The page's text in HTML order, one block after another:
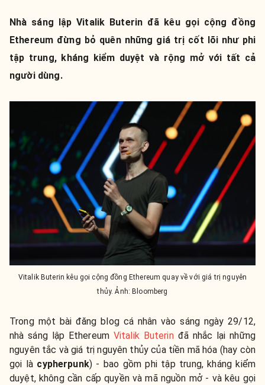
Nhà sáng lập Vitalik Buterin đã kêu gọi cộng đồng
Ethereum đừng bỏ quên những giá trị cốt lõi như phi
tập trung, kháng kiểm duyệt và rộng mở với tất cả
người dùng.
Vitalik Buterin kêu gọi cộng đồng Ethereum quay về với giá trị nguyên
thủy. Ảnh: Bloomberg
Trong một bài đăng blog cá nhân vào sáng ngày 29/12,
nhà sáng lập Ethereum Vitalik Buterinđã nhắc lại những
nguyên tắc và giá trị nguyên thủy của tiền mã hóa (hay còn
gọi là cypherpunk) - bao gồm phi tập trung, kháng kiểm
duyệt, không cần cấp quyền và mã nguồn mở - và kêu gọi